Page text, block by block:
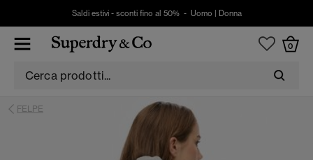
Saldi estivi - sconti fino al 50% - Uomo Donna
0
FELPE